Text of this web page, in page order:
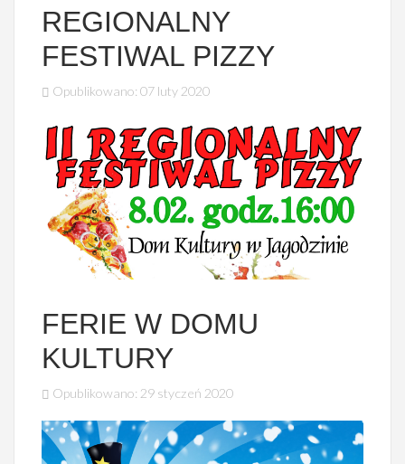
REGIONALNY
FESTIWAL PIZZY
Opublikowano: 07 luty 2020
FERIE W DOMU
KULTURY
Opublikowano: 29 styczeń 2020